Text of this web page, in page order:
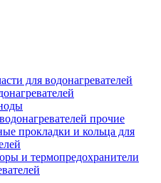
для водонагревателей
прочие
прокладки и кольца для
и термопредохранители